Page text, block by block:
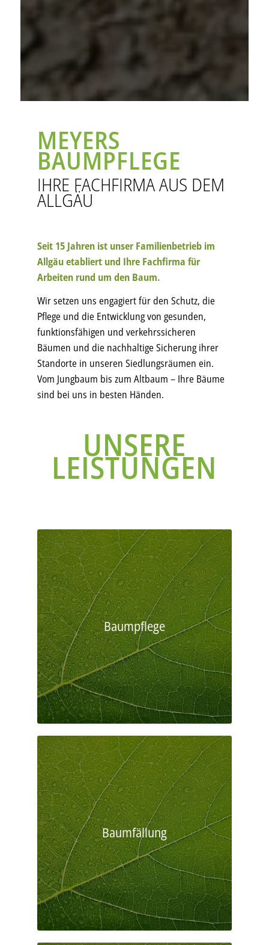
MEYERS
BAUMPFLEGE
IHRE FACHFIRMA AUS DEM
ALLGÄU
Seit 15 Jahren ist unser Familienbetrieb im
Allgäu etabliert und Ihre Fachfirma für
Arbeiten rund um den Baum.
Wir setzen uns engagiert für den Schutz, die
Pflege und die Entwicklung von gesunden,
funktionsfähigen und verkehrssicheren
Bäumen und die nachhaltige Sicherung ihrer
Standorte in unseren Siedlungsräumen ein.
Vom Jungbaum bis zum Altbaum – Ihre Bäume
sind bei uns in besten Händen.
UNSERE
LEISTUNGEN
Baumpflege
Baumfällung